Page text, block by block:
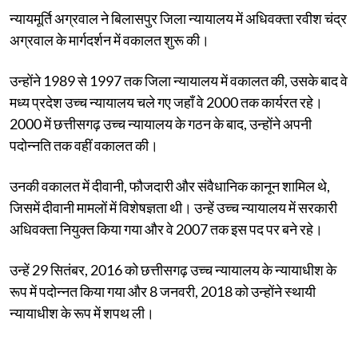
न्यायमूर्ति अग्रवाल ने बिलासपुर जिला न्यायालय में अधिवक्ता रवीश चंद्र
अग्रवाल के मार्गदर्शन में वकालत शुरू की।
उन्होंने 1989 से 1997 तक जिला न्यायालय में वकालत की, उसके बाद वे
मध्य प्रदेश उच्च न्यायालय चले गए जहाँ वे 2000 तक कार्यरत रहे।
2000 में छत्तीसगढ़ उच्च न्यायालय के गठन के बाद, उन्होंने अपनी
पदोन्नति तक वहीं वकालत की।
उनकी वकालत में दीवानी, फौजदारी और संवैधानिक कानून शामिल थे,
जिसमें दीवानी मामलों में विशेषज्ञता थी। उन्हें उच्च न्यायालय में सरकारी
अधिवक्ता नियुक्त किया गया और वे 2007 तक इस पद पर बने रहे।
उन्हें 29 सितंबर, 2016 को छत्तीसगढ़ उच्च न्यायालय के न्यायाधीश के
रूप में पदोन्नत किया गया और 8 जनवरी, 2018 को उन्होंने स्थायी
न्यायाधीश के रूप में शपथ ली।